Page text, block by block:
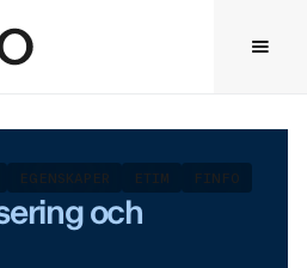
EGENSKAPER ETIM FINFO
och
lanseringen
I april
svenska
verktyget,
uppdaterade